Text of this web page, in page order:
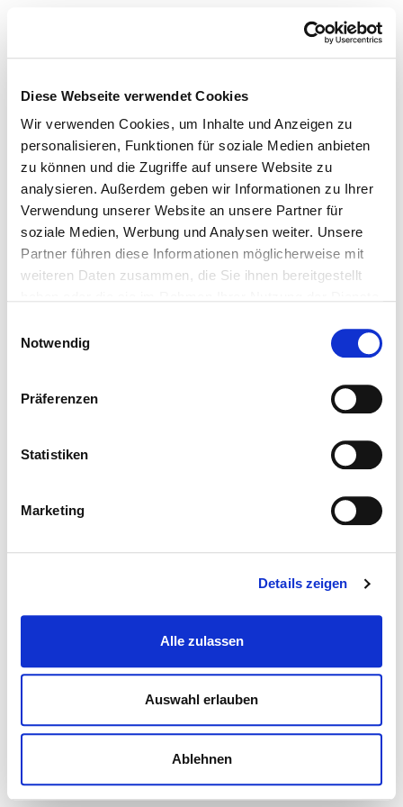
Diese Webseite verwendet Cookies
Wir verwenden Cookies, um Inhalte und Anzeigen zu
personalisieren, Funktionen für soziale Medien anbieten
zu können und die Zugriffe auf unsere Website zu
analysieren. Außerdem geben wir Informationen zu Ihrer
Verwendung unserer Website an unsere Partner für
soziale Medien, Werbung und Analysen weiter. Unsere
Partner führen diese Informationen möglicherweise mit
weiteren Daten zusammen, die Sie ihnen bereitgestellt
Notwendig
Präferenzen
Statistiken
Marketing
Details zeigen
Alle zulassen
Auswahl erlauben
Ablehnen